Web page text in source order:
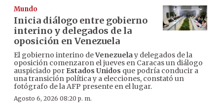
Mundo
Inicia diálogo entre gobierno
interino y delegados de la
oposición en Venezuela
El gobierno interino deVenezuelay delegados de la
oposición comenzaron el jueves en Caracas un diálogo
auspiciado por Estados Unidos que podría conducir a
una transición política y a elecciones, constató un
fotógrafo de la AFP presente en el lugar.
Agosto 6, 2026 08:20 p. m.